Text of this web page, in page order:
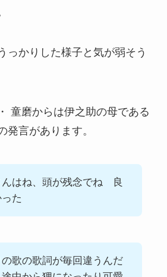
っかりした様子と気が弱そう
童磨からは伊之助の母である
発言があります。
んはね、頭が残念でね 良
た
歌の歌詞が毎回違うんだ